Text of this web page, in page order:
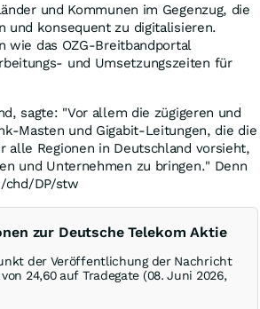
und Kommunen im Gegenzug, die
und konsequent zu digitalisieren.
wie das OZG-Breitbandportal
und Umsetzungszeiten für
sagte: "Vor allem die zügigeren und
Masten und Gigabit-Leitungen, die die
alle Regionen in Deutschland vorsieht,
und Unternehmen zu bringen." Denn
chd/DP/stw
zur Deutsche Telekom Aktie
der Veröffentlichung der Nachricht
24,60 auf Tradegate (08. Juni 2026,